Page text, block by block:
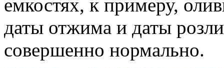
емкостях, к примеру,
даты отжима и даты
совершенно нормально.